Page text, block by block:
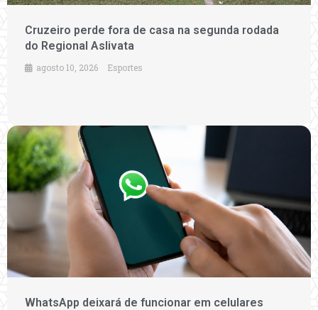
Cruzeiro perde fora de casa na segunda rodada
do Regional Aslivata
agosto 10, 2026 Esportes
WhatsApp deixará de funcionar em celulares